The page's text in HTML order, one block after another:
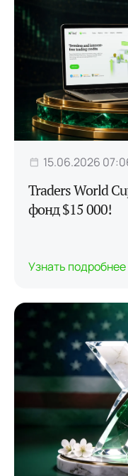
15.06.2026
Traders World
фонд $15 000!
Узнать подробнее